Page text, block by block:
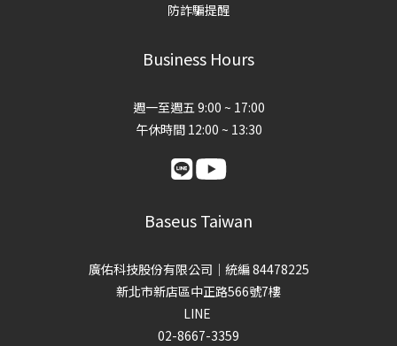
防詐騙提醒
Business Hours
週一至週五 9:00 ~ 17:00
午休時間 12:00 ~ 13:30
Baseus Taiwan
廣佑科技股份有限公司｜統編 84478225
新北市新店區中正路566號7樓
LINE
02-8667-3359